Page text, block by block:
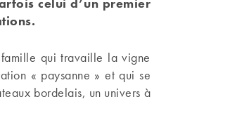
qui travaille la vigne
« paysanne » et qui se
bordelais, un univers à